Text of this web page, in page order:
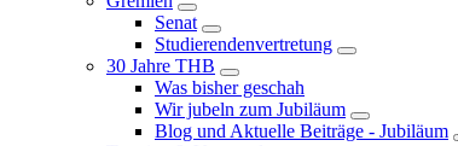
Senat
Studierendenvertretung
30 Jahre THB
Was bisher geschah
Wir jubeln zum Jubiläum
Blog und Aktuelle Beiträge - Jubiläum